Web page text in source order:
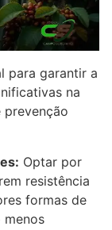
para garantir a
na
prevenção
Optar por
resistência
formas de
menos